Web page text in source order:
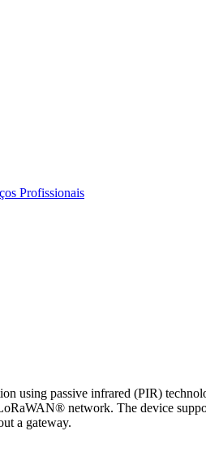
Profissionais
using passive infrared (PIR)
network. The device
a gateway.